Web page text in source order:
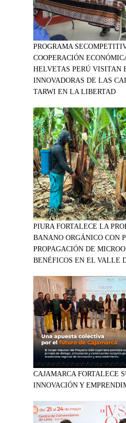
PROGRAMA
COOPERACIÓN
HELVETAS PERÚ VISITAN
INNOVADORAS DE LAS
TARWI EN LA LIBERTAD
PIURA FORTALECE LA
BANANO ORGÁNICO CON
PROPAGACIÓN DE
BENÉFICOS EN EL VALLE
CAJAMARCA FORTALECE
INNOVACIÓN Y